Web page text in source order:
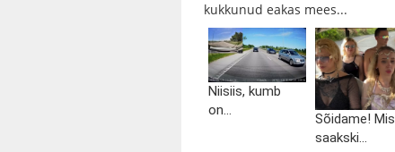
kukkunud eakas mees...
Niisiis, kumb
on...
Sõidame! Mis
saakski...